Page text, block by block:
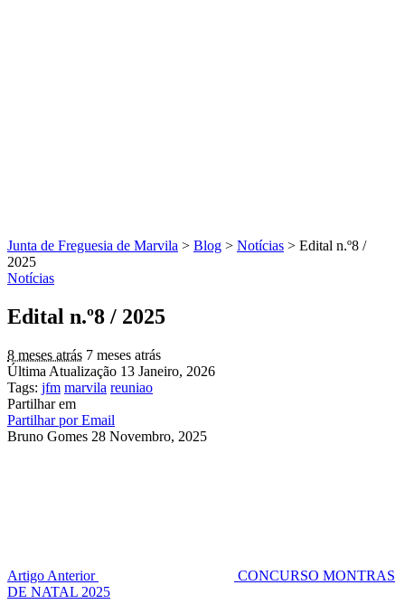
Junta de Freguesia de Marvila > Blog > Notícias > Edital n.º8 /
2025
Notícias
Edital n.º8 / 2025
8 meses atrás 7 meses atrás
Última Atualização 13 Janeiro, 2026
Tags: jfm marvila reuniao
Partilhar em
Partilhar por Email
Bruno Gomes 28 Novembro, 2025
Artigo Anterior
CONCURSO MONTRAS
DE NATAL 2025